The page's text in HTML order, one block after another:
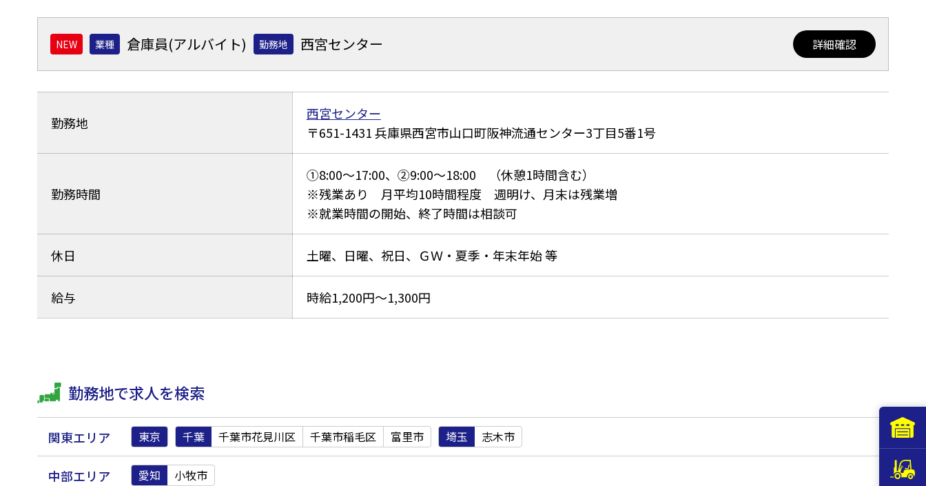
業種 倉庫員(アルバイト) 勤務地 西宮センター 詳細確認
勤務地
西宮センター
651-1431兵庫県西宮市山口町阪神流通センター3丁目5番1号
勤務時間
①8:00～17:00、②9:00～18:00 （休憩1時間含む）
※残業あり 月平均10時間程度 週明け、月末は残業増
※就業時間の開始、終了時間は相談可
休日 土曜、日曜、祝日、ＧＷ・夏季・年末年始 等
給与 時給1,200円～1,300円
勤務地で求人を検索
関東エリア 東京 千葉 千葉市花見川区 千葉市稲毛区 富里市 埼玉 志木市
中部エリア 愛知 小牧市